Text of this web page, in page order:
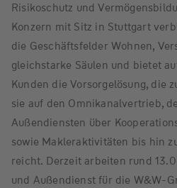
Risikoschutz und
Konzern mit Sitz in Stuttgart
die Geschäftsfelder Wohnen,
gleichstarke Säulen und bietet
Kunden die Vorsorgelösung, die
sie auf den Omnikanalvertrieb,
Außendiensten über
sowie Makleraktivitäten bis hin
reicht. Derzeit arbeiten rund
und Außendienst für die W&W-